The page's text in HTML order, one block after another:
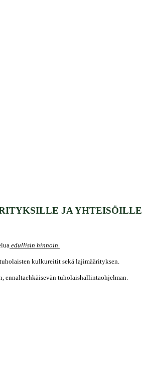
JA YHTEISÖILLE
edullisin hinnoin.
kulkureitit sekä lajimäärityksen.
ennaltaehkäisevän tuholaishallintaohjelman.